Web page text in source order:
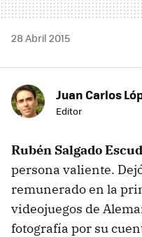
28 Abril 2015
Juan Carlos
Editor
Rubén Salgado
persona valiente.
remunerado en la
videojuegos de
fotografía por su